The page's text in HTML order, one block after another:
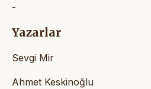
-
Yazarlar
Sevgi Mir
Ahmet Keskinoğlu